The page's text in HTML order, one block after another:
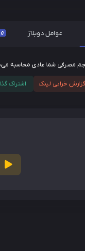
عوامل دوبلاژ 0
مصرفی شما عادی محاسبه
گزارش خرابی لینک اشتراک